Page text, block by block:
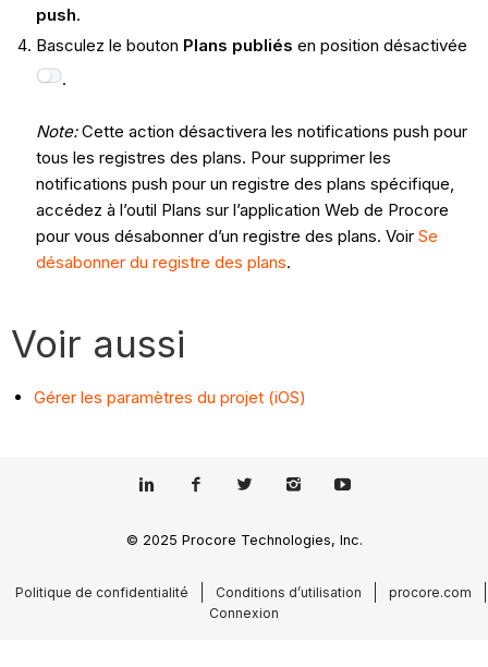
push.
Basculez le bouton Plans publiés en position désactivée
.
Note:Cette action désactivera les notifications push pour
tous les registres des plans. Pour supprimer les
notifications push pour un registre des plans spécifique,
accédez à l’outil Plans sur l’application Web de Procore
pour vous désabonner d’un registre des plans. Voir Se
désabonner du registre des plans.
Voir aussi
Gérer les paramètres du projet (iOS)
© 2025 Procore Technologies, Inc.
Politique de confidentialité Conditions d’utilisation
procore.com
Connexion